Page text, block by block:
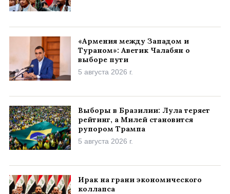
«Армения между Западом и
Тураном»: Аветик Чалабян о
выборе пути
5 августа 2026 г.
Выборы в Бразилии: Лула теряет
рейтинг, а Милей становится
рупором Трампа
5 августа 2026 г.
Ирак на грани экономического
коллапса